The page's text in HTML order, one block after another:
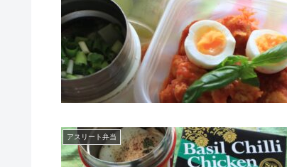
アスリート弁当